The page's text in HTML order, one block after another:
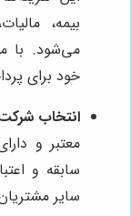
بیمه،
می‌شود. با
خود برای
انتخاب
معتبر و
سابقه و
سایر